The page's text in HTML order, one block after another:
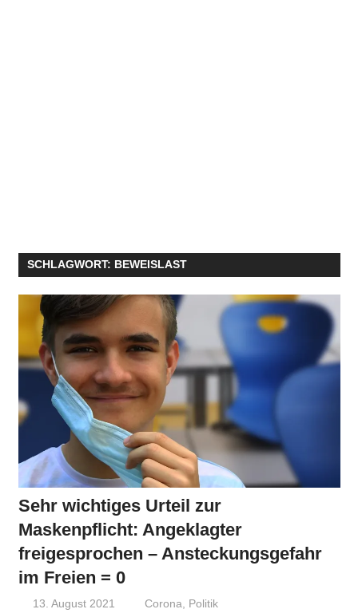
SCHLAGWORT: BEWEISLAST
Sehr wichtiges Urteil zur
Maskenpflicht: Angeklagter
freigesprochen – Ansteckungsgefahr
im Freien = 0
13. August 2021 Niki Vogt
Corona, Politik